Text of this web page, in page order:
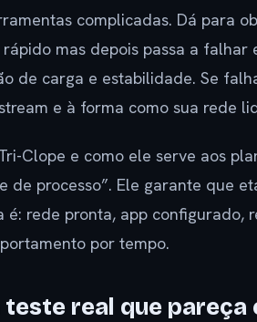
complicadas. Dá para
mas depois passa a falhar
de carga e estabilidade. Se
e à forma como sua rede
Clope e como ele serve aos
de processo”. Ele garante que
é: rede pronta, app configurado,
por tempo.
real que pareça